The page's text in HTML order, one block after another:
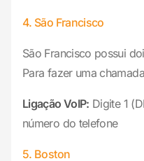
4. São Francisco
São Francisco possui
Para fazer uma
Ligação VoIP: Digite 1
número do telefone
5. Boston